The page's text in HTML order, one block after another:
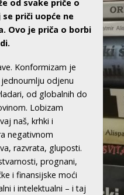
od svake priče o
priči uopće ne
Ovo je priča o borbi
Konformizam je
odjenu
od globalnih do
Lobizam
naš, krhki i
negativnom
razvrata, gluposti.
prognani,
i finansijske moći
i intelektualni – i taj